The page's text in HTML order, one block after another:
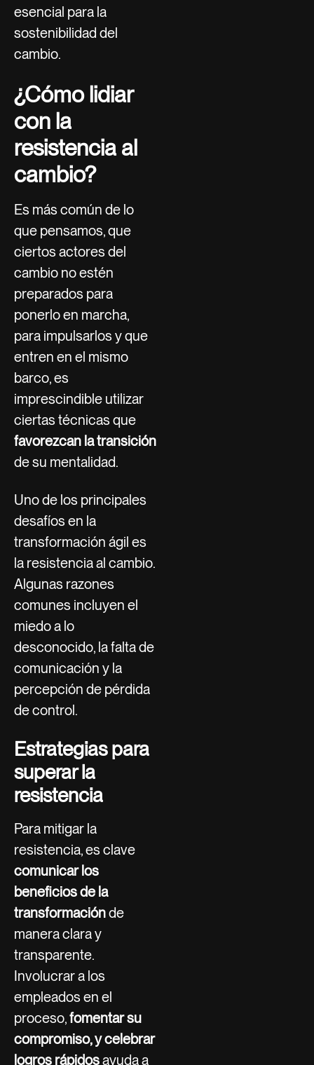
esencial para la
sostenibilidad del
cambio.
¿Cómo lidiar
con la
resistencia al
cambio?
Es más común de lo
que pensamos, que
ciertos actores del
cambio no estén
preparados para
ponerlo en marcha,
para impulsarlos y que
entren en el mismo
barco, es
imprescindible utilizar
ciertas técnicas que
favorezcan la transición
de su mentalidad.
Uno de los principales
desafíos en la
transformación ágil es
la resistencia al cambio.
Algunas razones
comunes incluyen el
miedo a lo
desconocido, la falta de
comunicación y la
percepción de pérdida
de control.
Estrategias para
superar la
resistencia
Para mitigar la
resistencia, es clave
comunicar los
beneficios de la
transformaciónde
manera clara y
transparente.
Involucrar a los
empleados en el
proceso,fomentar su
compromiso, y celebrar
logros rápidosayuda a